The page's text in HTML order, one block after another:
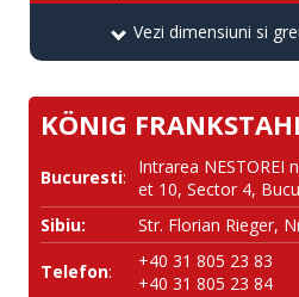
Vezi dimensiuni si
KÖNIG
Bucuresti:
Intrarea NESTOREI
et 10, Sector 4,
Sibiu:
Str. Florian Rieger,
Telefon:
+40 31 805 23 83
+40 31 805 23 84